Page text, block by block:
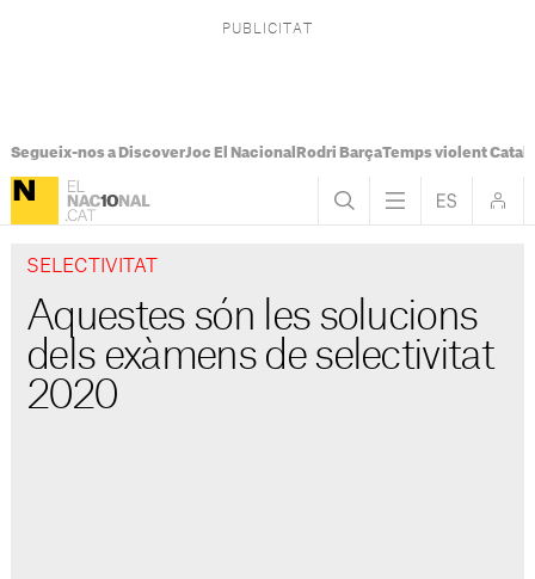
Segueix-nos a DiscoverJoc El Nacional Rodri BarçaTemps violent
SELECTIVITAT
Aquestes són les solucions
dels exàmens de selectivitat
2020